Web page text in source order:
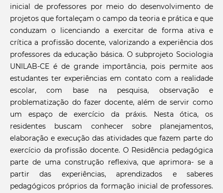
inicial de professores por meio do desenvolvimento de
projetos que fortaleçam o campo da teoria e prática e que
conduzam o licenciando a exercitar de forma ativa e
crítica a profissão docente, valorizando a experiência dos
professores da educação básica. O subprojeto Sociologia
UNILAB-CE é de grande importância, pois permite aos
estudantes ter experiências em contato com a realidade
escolar, com base na pesquisa, observação e
problematização do fazer docente, além de servir como
um espaço de exercício da práxis. Nesta ótica, os
residentes buscam conhecer sobre planejamentos,
elaboração e execução das atividades que fazem parte do
exercício da profissão docente. O Residência pedagógica
parte de uma construção reflexiva, que aprimora- se a
partir das experiências, aprendizados e saberes
pedagógicos próprios da formação inicial de professores.